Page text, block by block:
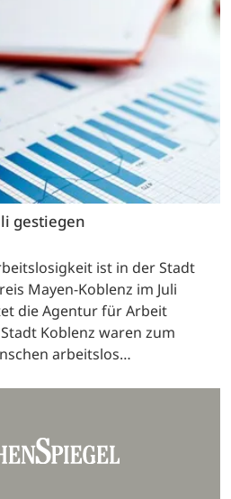
gestiegen
ist in der Stadt
Mayen-Koblenz im Juli
die Agentur für Arbeit
Koblenz waren zum
arbeitslos…